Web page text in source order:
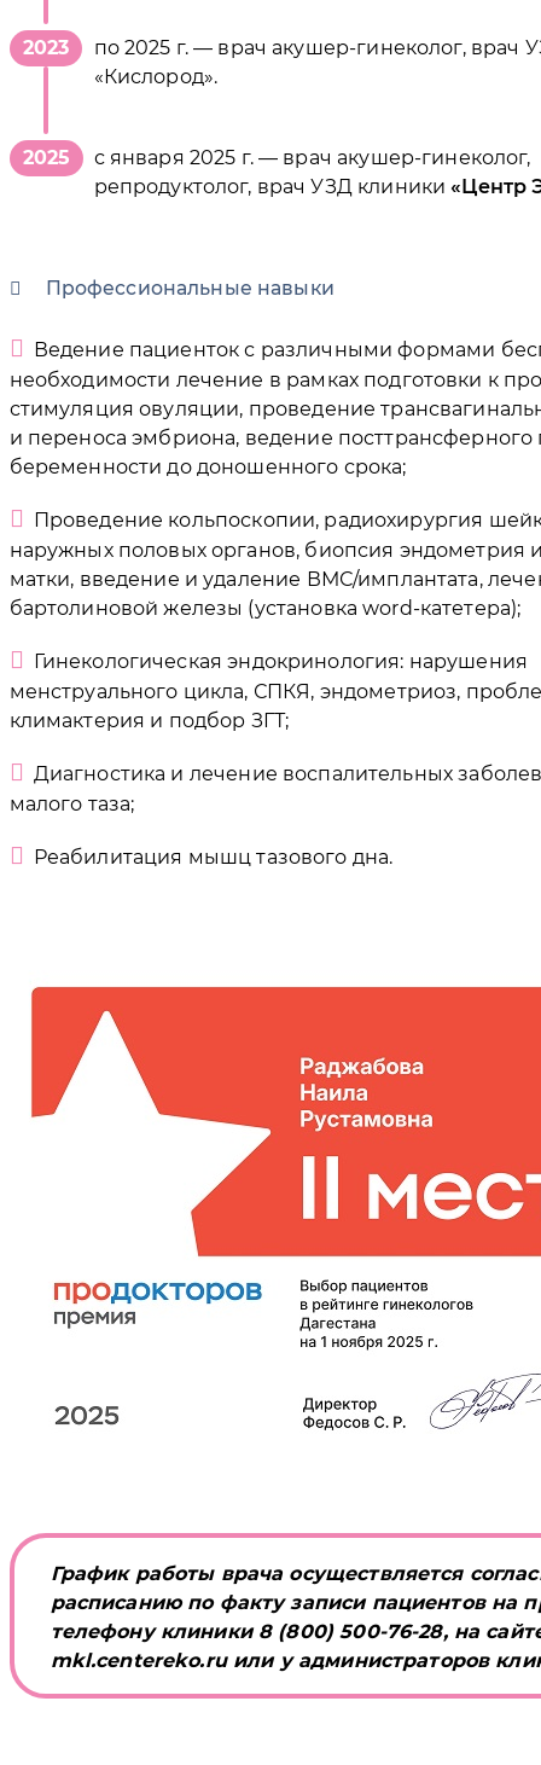
2023
по 2025 г. — врач акушер-гинеколог, врач
«Кислород».
2025
с января 2025 г. — врач акушер-гинеколог,
репродуктолог, врач УЗД клиники
Центр
Профессиональные навыки
Ведение пациенток с различными формами
необходимости лечение в рамках подготовки к
стимуляция овуляции, проведение
и переноса эмбриона, ведение посттрансферного
беременности до доношенного срока;
Проведение кольпоскопии, радиохирургия
наружных половых органов, биопсия эндометрия
матки, введение и удаление ВМС/имплантата,
бартолиновой железы (установка word-катетера);
Гинекологическая эндокринология: нарушения
менструального цикла, СПКЯ, эндометриоз,
климактерия и подбор ЗГТ;
Диагностика и лечение воспалительных
малого таза;
Реабилитация мышц тазового дна.
График работы врача осуществляется
расписанию по факту записи пациентов на
телефону клиники 8 (800) 500-76-28, на
mkl.centereko.ru или у администраторов